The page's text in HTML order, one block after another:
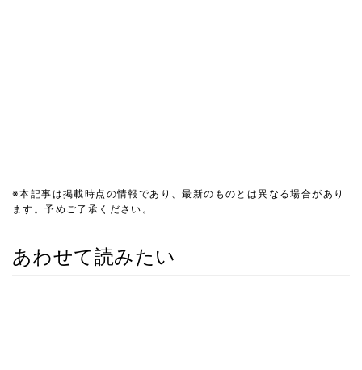
※本記事は掲載時点の情報であり、最新のものとは異なる場合があり
ます。予めご了承ください。
あわせて読みたい